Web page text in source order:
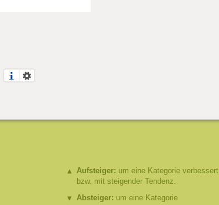
Aufsteiger: um eine Kategorie verbessert
bzw. mit steigender Tendenz.
Absteiger: um eine Kategorie